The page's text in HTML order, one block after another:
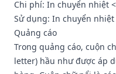
Chi phí: In chuyển nhiệt
Sử dụng: In chuyển nhiệt
Quảng cáo
Trong quảng cáo, cuộn
letter) hầu như được áp